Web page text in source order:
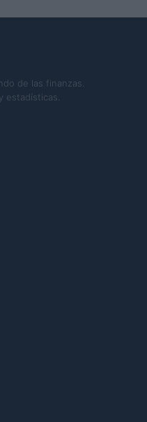
de las finanzas.
estadísticas.